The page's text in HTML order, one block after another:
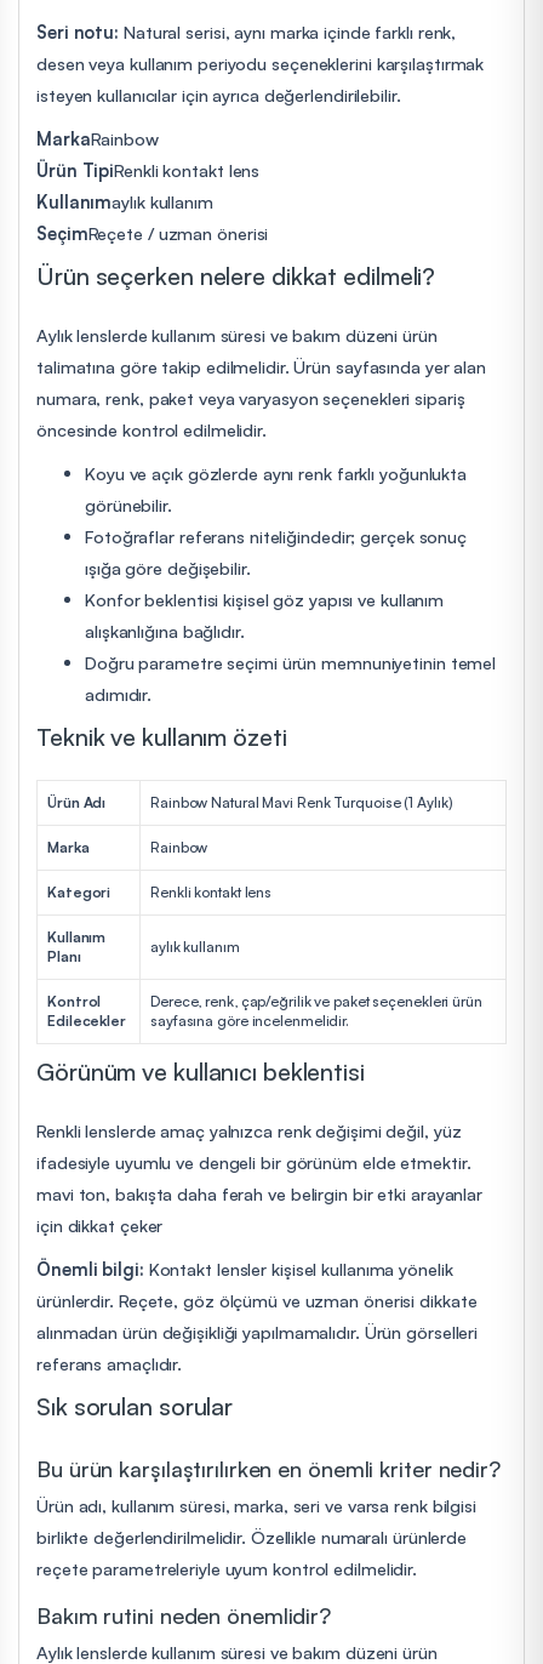
Seri notu: Natural serisi, aynı marka içinde farklı renk,
desen veya kullanım periyodu seçeneklerini karşılaştırmak
isteyen kullanıcılar için ayrıca değerlendirilebilir.
MarkaRainbow
Ürün TipiRenkli kontakt lens
Kullanımaylık kullanım
SeçimReçete / uzman önerisi
Ürün seçerken nelere dikkat edilmeli?
Aylık lenslerde kullanım süresi ve bakım düzeni ürün
talimatına göre takip edilmelidir. Ürün sayfasında yer alan
numara, renk, paket veya varyasyon seçenekleri sipariş
öncesinde kontrol edilmelidir.
Koyu ve açık gözlerde aynı renk farklı yoğunlukta
görünebilir.
Fotoğraflar referans niteliğindedir; gerçek sonuç
ışığa göre değişebilir.
Konfor beklentisi kişisel göz yapısı ve kullanım
alışkanlığına bağlıdır.
Doğru parametre seçimi ürün memnuniyetinin temel
adımıdır.
Teknik ve kullanım özeti
Ürün Adı Rainbow Natural Mavi Renk Turquoise (1 Aylık)
Marka Rainbow
Kategori Renkli kontakt lens
Kullanım
Planı
aylık kullanım
Kontrol
Edilecekler
Derece, renk, çap/eğrilik ve paket seçenekleri ürün
sayfasına göre incelenmelidir.
Görünüm ve kullanıcı beklentisi
Renkli lenslerde amaç yalnızca renk değişimi değil, yüz
ifadesiyle uyumlu ve dengeli bir görünüm elde etmektir.
mavi ton, bakışta daha ferah ve belirgin bir etki arayanlar
için dikkat çeker
Önemli bilgi: Kontakt lensler kişisel kullanıma yönelik
ürünlerdir. Reçete, göz ölçümü ve uzman önerisi dikkate
alınmadan ürün değişikliği yapılmamalıdır. Ürün görselleri
referans amaçlıdır.
Sık sorulan sorular
Bu ürün karşılaştırılırken en önemli kriter nedir?
Ürün adı, kullanım süresi, marka, seri ve varsa renk bilgisi
birlikte değerlendirilmelidir. Özellikle numaralı ürünlerde
reçete parametreleriyle uyum kontrol edilmelidir.
Bakım rutini neden önemlidir?
Aylık lenslerde kullanım süresi ve bakım düzeni ürün